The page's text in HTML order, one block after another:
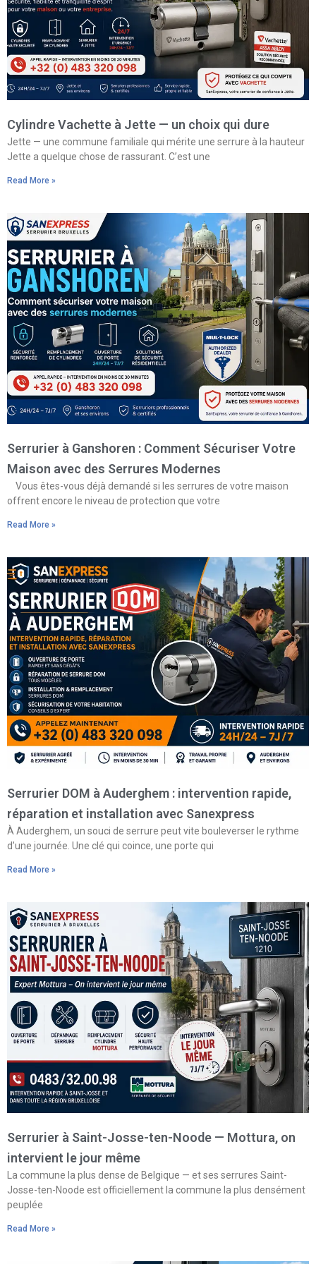
Cylindre Vachette à Jette — un choix qui dure
Jette — une commune familiale qui mérite une serrure à la hauteur
Jette a quelque chose de rassurant. C’est une
Read More »
Serrurier à Ganshoren : Comment Sécuriser Votre
Maison avec des Serrures Modernes
Vous êtes-vous déjà demandé si les serrures de votre maison
offrent encore le niveau de protection que votre
Read More »
Serrurier DOM à Auderghem : intervention rapide,
réparation et installation avec Sanexpress
À Auderghem, un souci de serrure peut vite bouleverser le rythme
d’une journée. Une clé qui coince, une porte qui
Read More »
Serrurier à Saint-Josse-ten-Noode — Mottura, on
intervient le jour même
La commune la plus dense de Belgique — et ses serrures Saint-
Josse-ten-Noode est officiellement la commune la plus densément
peuplée
Read More »